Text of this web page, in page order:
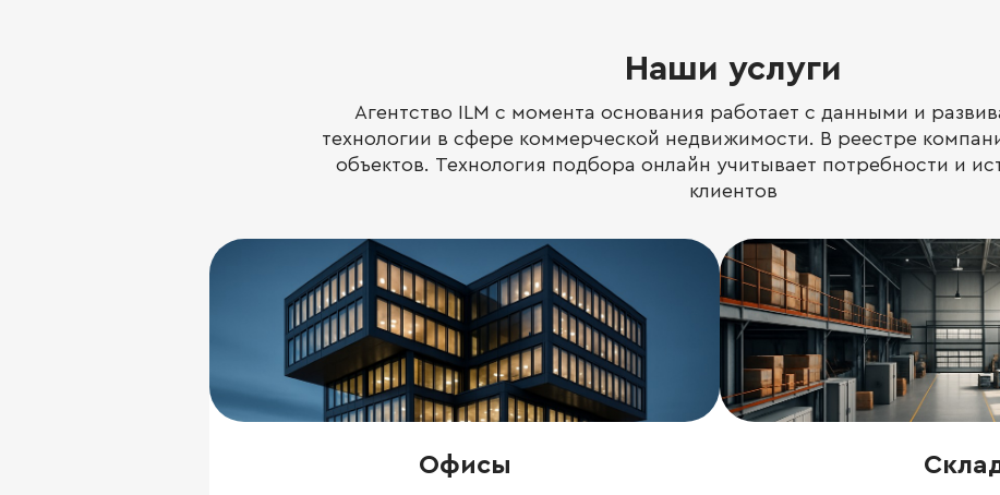
Наши услуги
Агентство ILM с момента основания работает с данными и
технологии в сфере коммерческой недвижимости. В реестре
объектов. Технология подбора онлайн учитывает потребности и
клиентов
Офисы